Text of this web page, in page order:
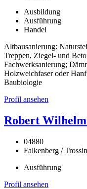
Ausbildung
Ausführung
Handel
Altbausanierung:
Treppen, Ziegel- und
Fachwerksanierung;
Holzweichfaser oder
Baubiologie
Profil ansehen
Robert
04880
Falkenberg / Trossin
Ausführung
Profil ansehen